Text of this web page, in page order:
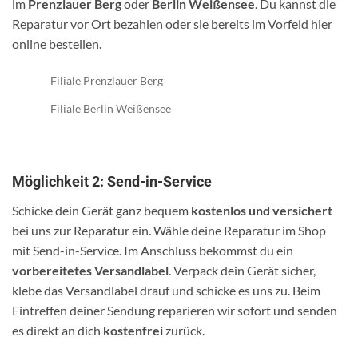
im Prenzlauer Bergoder Berlin Weißensee . Du kannst die
Reparatur vor Ort bezahlen oder sie bereits im Vorfeld hier
online bestellen.
Filiale Prenzlauer Berg
Filiale Berlin Weißensee
Möglichkeit 2: Send-in-Service
Schicke dein Gerät ganz bequem kostenlos und versichert
bei uns zur Reparatur ein. Wähle deine Reparatur im Shop
mit Send-in-Service. Im Anschluss bekommst du ein
vorbereitetes Versandlabel . Verpack dein Gerät sicher,
klebe das Versandlabel drauf und schicke es uns zu. Beim
Eintreffen deiner Sendung reparieren wir sofort und senden
es direkt an dich kostenfreizurück.